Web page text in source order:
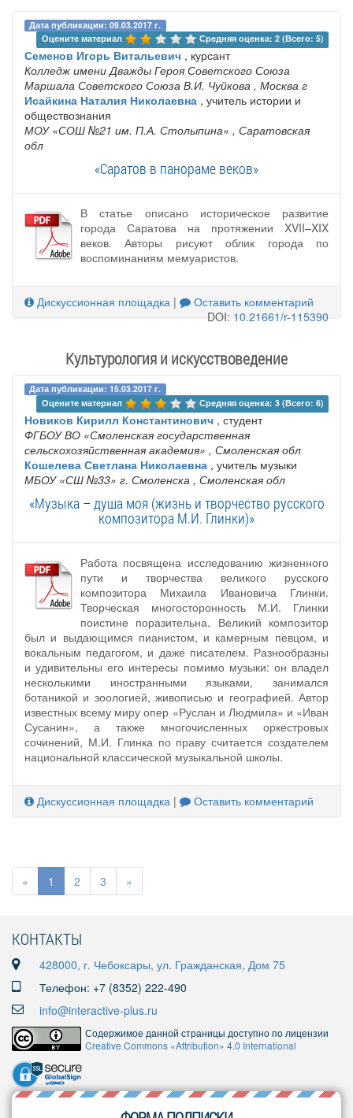
Дата публикации: 09.03.2017 г.
Оцените материал
Средняя оценка: 2 (Всего: 5)
Семенов Игорь Витальевич , курсант
Колледж имени Дважды Героя Советского Союза
Маршала Советского Союза В.И. Чуйкова , Москва г
Исайкина Наталия Николаевна , учитель истории и
обществознания
МОУ «СОШ №21 им. П.А. Столыпина» , Саратовская
обл
«Саратов в панораме веков»
В статье описано историческое развитие
города Саратова на протяжении XVII–XIX
веков. Авторы рисуют облик города по
воспоминаниям мемуаристов.
Дискуссионная площадка |
Оставить комментарий
DOI:10.21661/r-115390
Культурология и искусствоведение
Дата публикации: 15.03.2017 г.
Оцените материал
Средняя оценка: 3 (Всего: 6)
Новиков Кирилл Константинович , студент
ФГБОУ ВО «Смоленская государственная
сельскохозяйственная академия» , Смоленская обл
Кошелева Светлана Николаевна , учитель музыки
МБОУ «СШ №33» г. Смоленска , Смоленская обл
«Музыка – душа моя (жизнь и творчество русского
композитора М.И. Глинки)»
Работа посвящена исследованию жизненного
пути и творчества великого русского
композитора Михаила Ивановича Глинки.
Творческая многосторонность М.И. Глинки
поистине поразительна. Великий композитор
был и выдающимся пианистом, и камерным певцом, и
вокальным педагогом, и даже писателем. Разнообразны
и удивительны его интересы помимо музыки: он владел
несколькими иностранными языками, занимался
ботаникой и зоологией, живописью и географией. Автор
известных всему миру опер «Руслан и Людмила» и «Иван
Сусанин», а также многочисленных оркестровых
сочинений, М.И. Глинка по праву считается создателем
национальной классической музыкальной школы.
Дискуссионная площадка | Оставить комментарий
« 1 2 3 »
КОНТАКТЫ
428000, г. Чебоксары, ул. Гражданская, Дом 75
Телефон: +7 (8352) 222-490
info@interactive-plus.ru
Содержимое данной страницы доступно по лицензии
Creative Commons «Attribution» 4.0 International